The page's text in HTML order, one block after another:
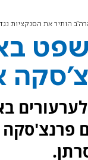
הותיר את הסנקציות